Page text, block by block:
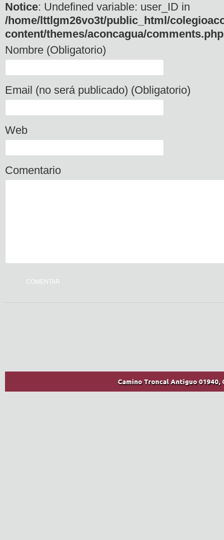
Notice: Undefined variable: user_ID in
/home/lttlgm26vo3t/public_html/
content/themes/aconcagua/comments.php
Nombre (Obligatorio)
Email (no será publicado) (Obligatorio)
Web
Comentario